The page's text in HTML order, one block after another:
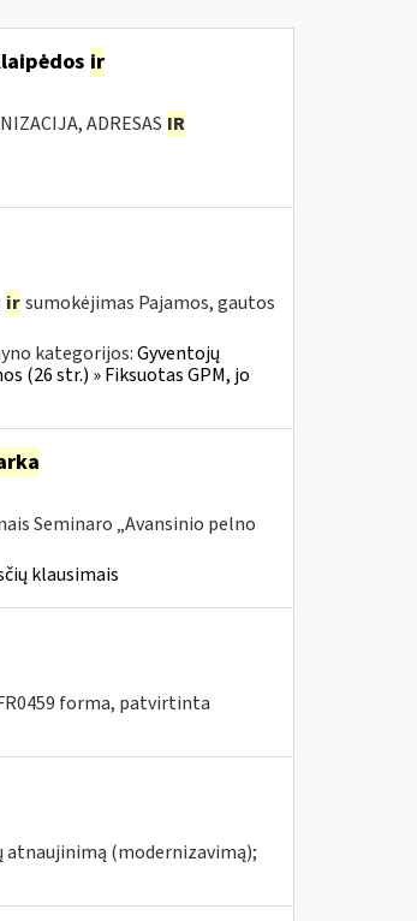
ir
ADRESAS IR
ir sumokėjimas Pajamos, gautos
kategorijos:Gyventojų
(26 str.) » Fiksuotas GPM, jo
Seminaro „Avansinio pelno
klausimais
forma, patvirtinta
atnaujinimą (modernizavimą);